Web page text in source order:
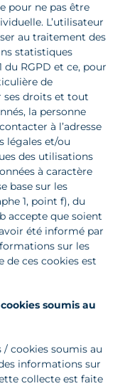
pour ne pas être
L’utilisateur
au traitement des
statistiques
du RGPD et ce, pour
de
ses droits et tout
la personne
à l’adresse
légales et/ou
des utilisations
à caractère
base sur les
1, point f), du
accepte que soient
été informé par
sur les
de ces cookies est
soumis au
cookies soumis au
informations sur
collecte est faite